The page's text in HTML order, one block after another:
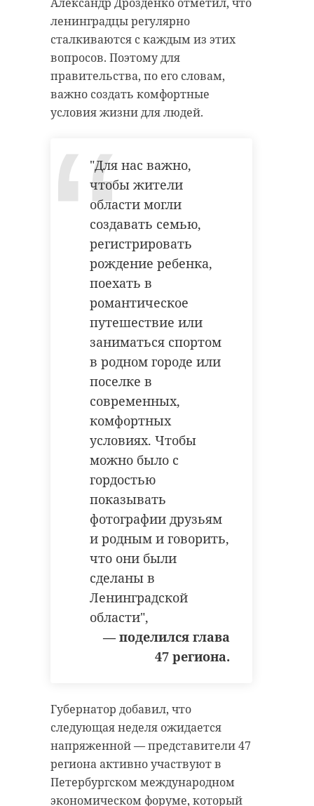
ленинградцы регулярно
сталкиваются с каждым из этих
вопросов. Поэтому для
правительства, по его словам,
важно создать комфортные
условия жизни для людей.
"Для нас важно,
чтобы жители
области могли
создавать семью,
регистрировать
рождение ребенка,
поехать в
романтическое
путешествие или
заниматься спортом
в родном городе или
поселке в
современных,
комфортных
условиях. Чтобы
можно было с
гордостью
показывать
фотографии друзьям
и родным и говорить,
что они были
сделаны в
Ленинградской
области",
— поделился глава
47 региона.
Губернатор добавил, что
следующая неделя ожидается
напряженной — представители 47
региона активно участвуют в
Петербургском международном
экономическом форуме, который